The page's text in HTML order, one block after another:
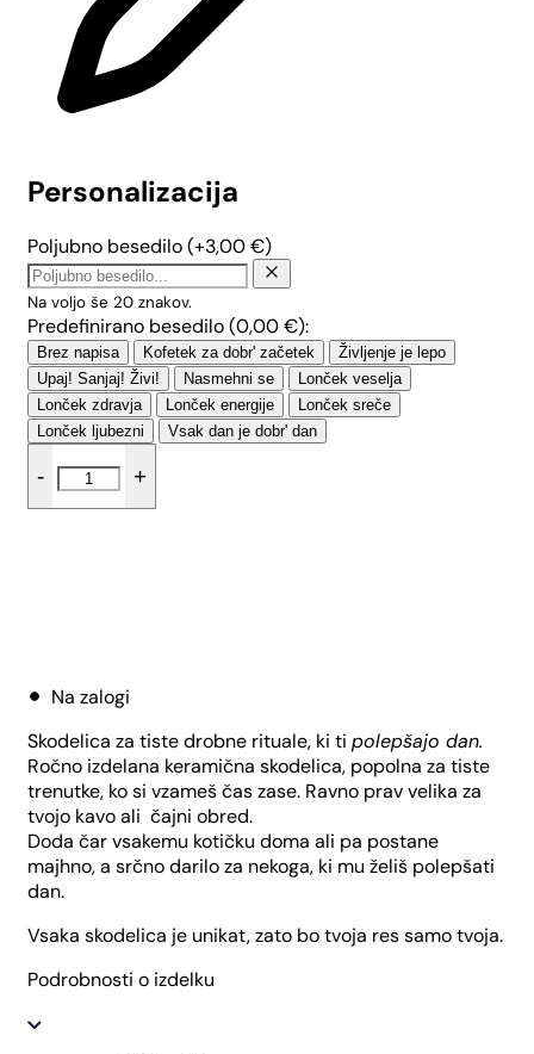
Personalizacija
Poljubno besedilo(+3,00€)
Na voljo še 20 znakov.
Predefinirano besedilo (0,00€):
Brez napisa Kofetek za dobr' začetek
Življenje je lepo
Upaj! Sanjaj! Živi!
Nasmehni se
Lonček veselja
Lonček zdravja
Lonček energije
Lonček sreče
Lonček ljubezni
Vsak dan je dobr' dan
-
Lepotica
-
+
Na zalogi
Skodelica za tiste drobne rituale, ki ti polepšajo dan.
Ročno izdelana keramična skodelica, popolna za tiste
trenutke, ko si vzameš čas zase. Ravno prav velika za
tvojo kavo ali čajni obred.
Doda čar vsakemu kotičku doma ali pa postane
majhno, a srčno darilo za nekoga, ki mu želiš polepšati
dan.
Vsaka skodelica je unikat, zato bo tvoja res samo tvoja.
Podrobnosti o izdelku